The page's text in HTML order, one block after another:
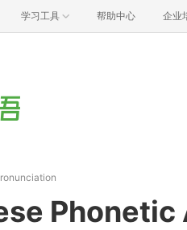
学习工具 帮助中心 企业